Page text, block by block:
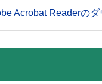
Acrobat Readerの